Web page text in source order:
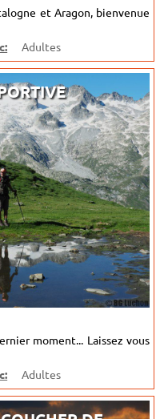
et Aragon, bienvenue
Adultes
moment... Laissez vous
Adultes